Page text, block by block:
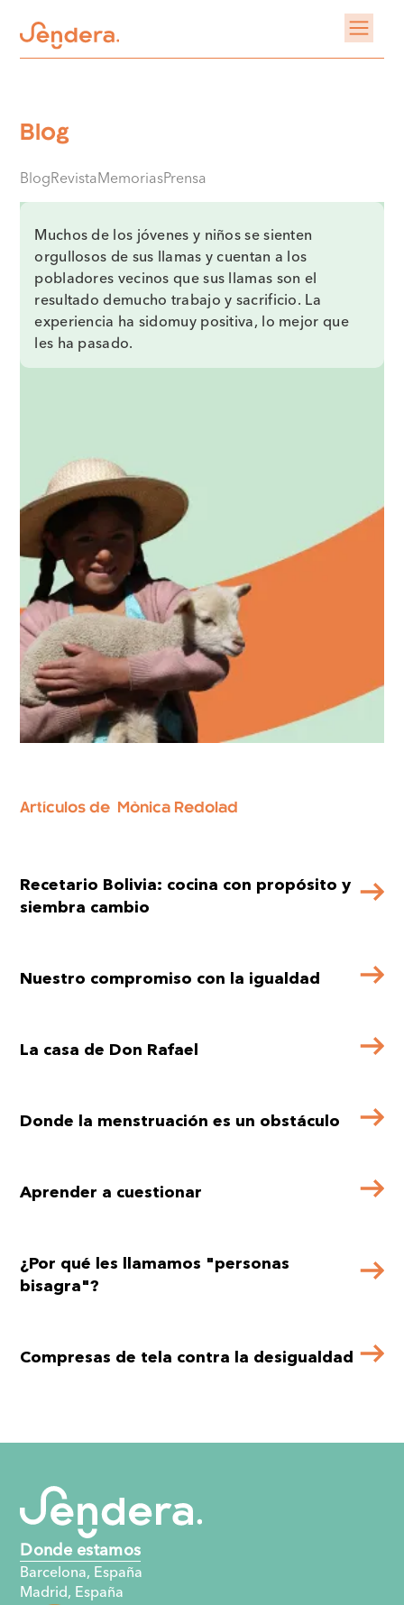
Blog
BlogRevistaMemoriasPrensa
Muchos de los jóvenes y niños se sienten
orgullosos de sus llamas y cuentan a los
pobladores vecinos que sus llamas son el
resultado demucho trabajo y sacrificio. La
experiencia ha sidomuy positiva, lo mejor que
les ha pasado.
Artículos de Mònica Redolad
Recetario Bolivia: cocina con propósito y
siembra cambio
Nuestro compromiso con la igualdad
La casa de Don Rafael
Donde la menstruación es un obstáculo
Aprender a cuestionar
¿Por qué les llamamos "personas
bisagra"?
Compresas de tela contra la desigualdad
Donde estamos
Barcelona, España
Madrid, España